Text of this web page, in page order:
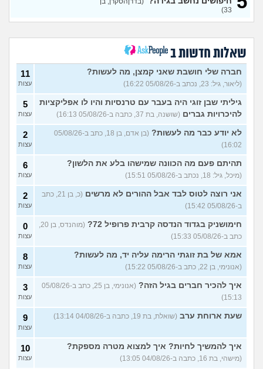
הבילויים, זה מוריד לכם?
(לחם ושעשועים, בן 36)
13
כשרבתי עם בת הזוג שלי,
דחפתי אותה מתוך כעס. איך
להתמודד?
(אלכס, שם בדוי, בן
40)
13
עצות
איך להסביר לה שאני רוצה
להיפרד?
(עידן, בן 27)
20
עצות
בעיות ביני לבית הזוג, מה
לעשות?
6
עצות
לא משלמת בדייטים
(אלי, בן
29)
9
עצות
יוצאת איתו היום לדייט ראשון 3
עצות
בטיילת או מועדון?
(רואי, בן
26)
8
עצות
לוקח אותי לדייטים גרועים
האם להמשיך?
(נטע, בת 21)
17
עצות
עוד שאלות חדשות במדור
33)
שאלות חדשות ב
חברה שלי חושבת שאני קמצן, מה לעשות?
(ליאור, גיל: 23, נכתב ב-05/08/26 16:22)
11
עצות
גיליתי שבן זוגי היה בעבר עם טרנסיות והיו לו אפליקציות
להיכרויות גברים (שושנה, בת 37, כתבה ב-05/08/26 16:13)
5
עצות
לא יודע כבר מה לעשות?
(בן אדם, בן 18, כתב ב-05/08/26
16:02)
2
עצות
תהיתם פעם מה הכוונה שמישהו בלע את הלשון?
(מיכל, גיל: 18, נכתב ב-05/08/26 15:51)
6
עצות
אני רוצה לטוס לבד אבל ההורים לא מרשים
(כ, בן 21, כתב
ב-05/08/26 15:42)
2
עצות
חימושניק בגדוד הנדסה קרבית פרופיל 72?
(מוהנדס, בן 20,
כתב ב-05/08/26 15:33)
0
עצות
אמא של בת זוגתי הרימה עליה יד, מה לעשות?
(אנונימי, בן 22, כתב ב-05/08/26 15:22)
8
עצות
איך להכיר חברים בגיל הזה?
(אנונימי, בן 25, כתב ב-05/08/26
15:13)
3
עצות
שעת ארוחת ערב (שואלת, בת 19, כתבה ב-04/08/26 13:14) 9
עצות
איך להמשיך לחיות? איך למצוא מטרה מספקת?
(מישהי, בת 16, כתבה ב-04/08/26 13:05)
10
עצות